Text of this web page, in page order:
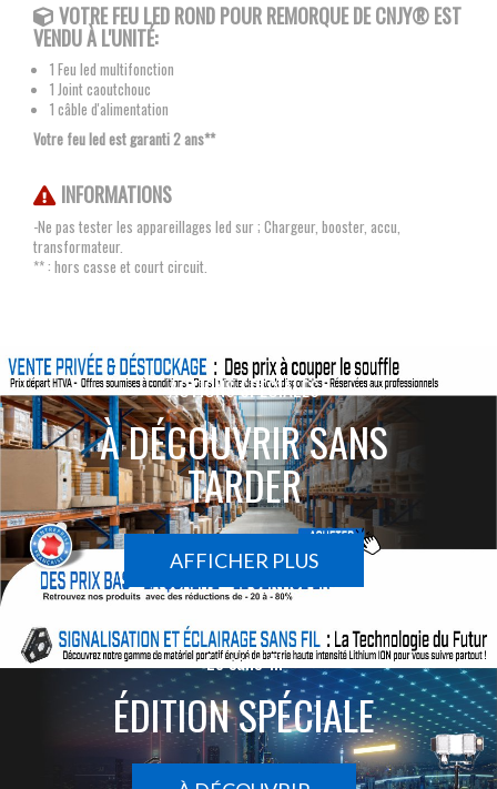
VOTRE FEU LED ROND POUR REMORQUEDE CNJY®EST
VENDU À L'UNITÉ:
1 Feu led multifonction
1 Joint caoutchouc
1 câble d'alimentation
Votre feu led est garanti 2 ans**
INFORMATIONS
-Ne pas tester les appareillages led sur ; Chargeur, booster, accu,
transformateur.
** : hors casse et court circuit.
ACTIONS SPÉCIALES
À DÉCOUVRIR SANS
TARDER
AFFICHER PLUS
Le sans-fil
ÉDITION SPÉCIALE